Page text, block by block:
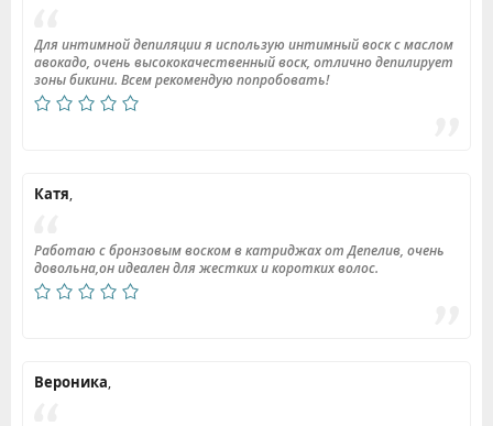
Для интимной депиляции я использую интимный воск с маслом
авокадо, очень высококачественный воск, отлично депилирует
зоны бикини. Всем рекомендую попробовать!
Катя,
Работаю с бронзовым воском в катриджах от Депелив, очень
довольна,он идеален для жестких и коротких волос.
Вероника,